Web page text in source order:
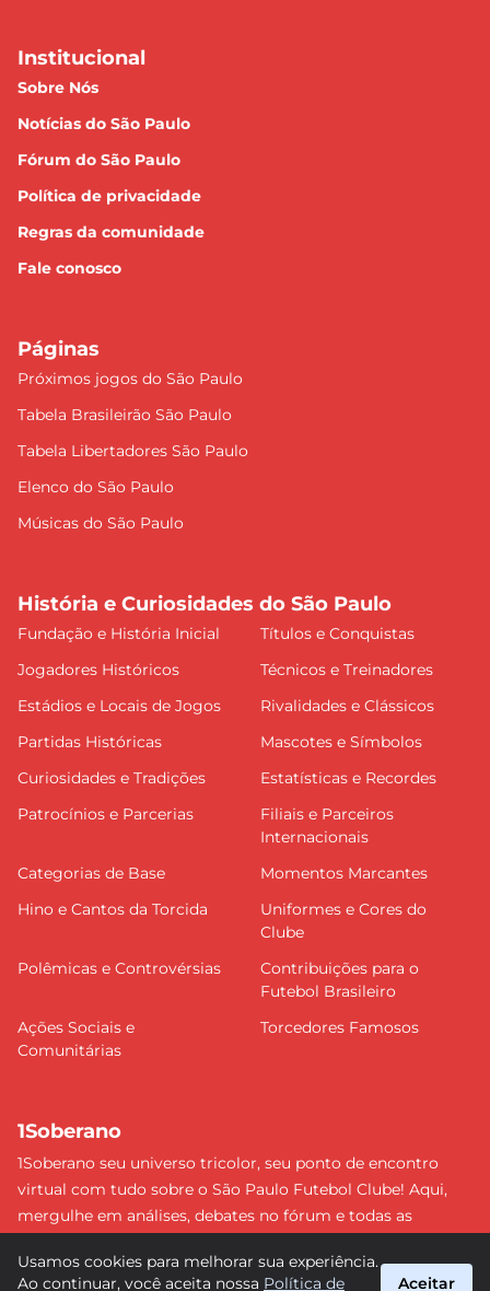
Institucional
Sobre Nós
Notícias do São Paulo
Fórum do São Paulo
Política de privacidade
Regras da comunidade
Fale conosco
Páginas
Próximos jogos do São Paulo
Tabela Brasileirão São Paulo
Tabela Libertadores São Paulo
Elenco do São Paulo
Músicas do São Paulo
História e Curiosidades do São Paulo
Fundação e História Inicial
Títulos e Conquistas
Jogadores Históricos
Técnicos e Treinadores
Estádios e Locais de Jogos
Rivalidades e Clássicos
Partidas Históricas
Mascotes e Símbolos
Curiosidades e Tradições
Estatísticas e Recordes
Patrocínios e Parcerias
Filiais e Parceiros
Internacionais
Categorias de Base
Momentos Marcantes
Hino e Cantos da Torcida
Uniformes e Cores do
Clube
Polêmicas e Controvérsias
Contribuições para o
Futebol Brasileiro
Ações Sociais e
Comunitárias
Torcedores Famosos
1Soberano
1Soberano seu universo tricolor, seu ponto de encontro
virtual com tudo sobre o São Paulo Futebol Clube! Aqui,
mergulhe em análises, debates no fórum e todas as
detalhe e faça parte dessa comunidade apaixonada pelo
Usamos cookies para melhorar sua experiência.
Ao continuar, você aceita nossa Política de Aceitar